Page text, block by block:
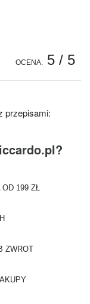
OCENA: 5 / 5
przepisami:
199 ZŁ
ZWROT